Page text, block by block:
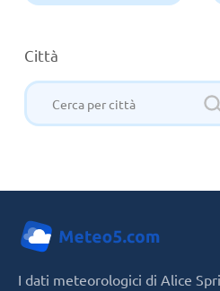
Città
I dati meteorologici di Alice